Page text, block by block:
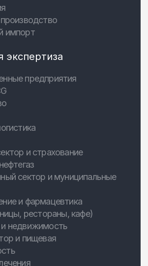
импорт
экспертиза
предприятия
и страхование
сектор и муниципальные
и фармацевтика
рестораны, кафе)
недвижимость
и пищевая